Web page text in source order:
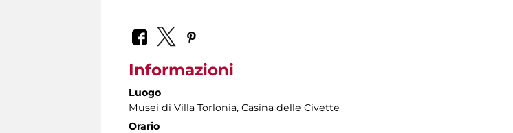
Informazioni
Luogo
Musei di Villa Torlonia, Casina delle Civette
Orario